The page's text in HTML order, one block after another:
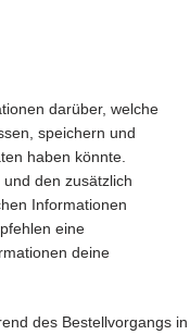
darüber, welche
speichern und
haben könnte.
den zusätzlich
Informationen
eine
deine
des Bestellvorgangs in